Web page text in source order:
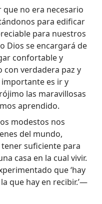
que no era necesario
para edificar
para nuestros
Dios se encargará de
confortable y
verdadera paz y
es ir y
las maravillosas
aprendido.
modestos nos
del mundo,
suficiente para
casa en la cual vivir.
que ‘hay
que hay en recibir.’—